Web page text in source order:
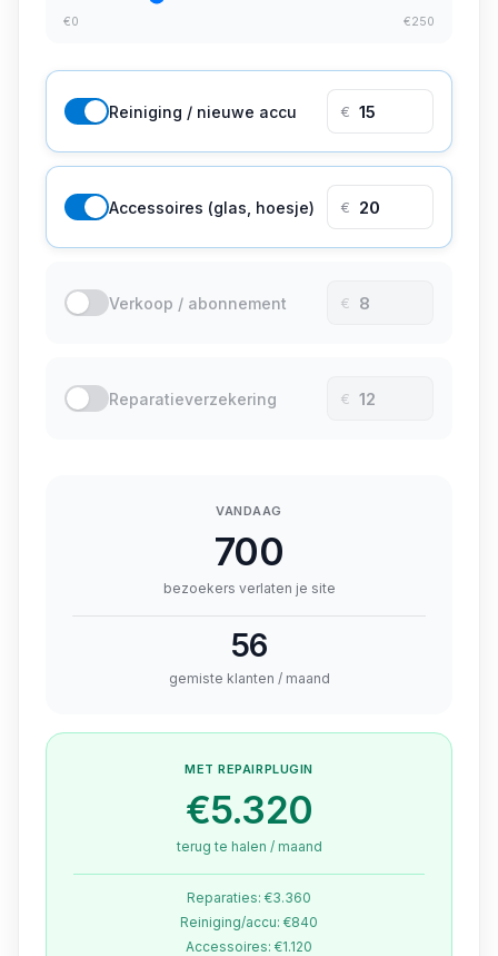
€0 €250
Reiniging / nieuwe accu €
Accessoires (glas, hoesje) €
Verkoop / abonnement €
Reparatieverzekering €
VANDAAG
700
bezoekers verlaten je site
56
gemiste klanten / maand
MET REPAIRPLUGIN
€5.320
terug te halen / maand
Reparaties: €3.360
Reiniging/accu: €840
Accessoires: €1.120